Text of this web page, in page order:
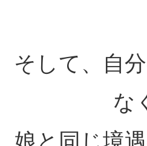
そして、自
な